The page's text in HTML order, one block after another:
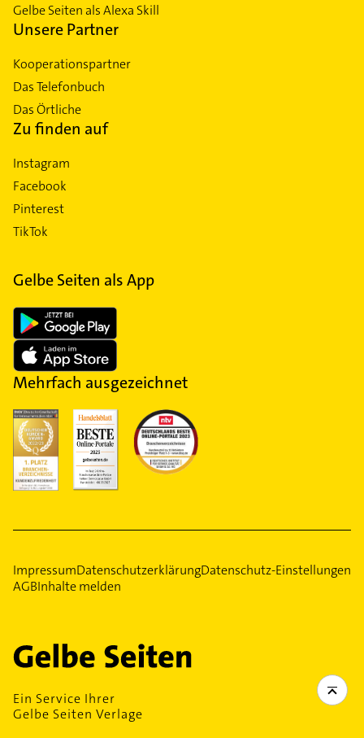
Gelbe Seiten als Alexa Skill
Unsere Partner
Kooperationspartner
Das Telefonbuch
Das Örtliche
Zu finden auf
Instagram
Facebook
Pinterest
TikTok
Gelbe Seiten als App
Mehrfach ausgezeichnet
ImpressumDatenschutzerklärungDatenschutz-Einstellungen
AGBInhalte melden
Ein Service Ihrer
Gelbe Seiten Verlage